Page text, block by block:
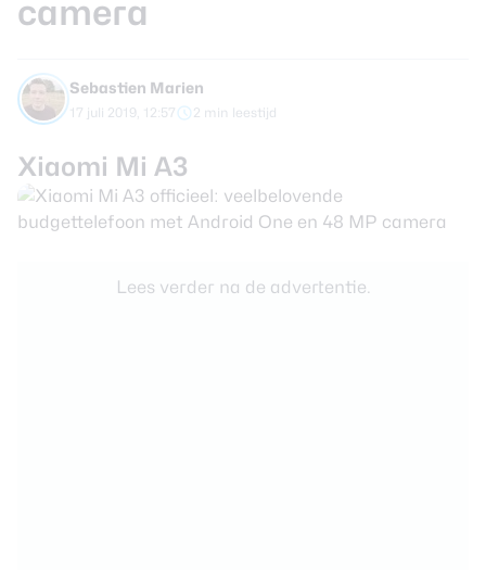
camera
Sebastien Marien
17 juli 2019, 12:57 2 min leestijd
Xiaomi Mi A3
Lees verder na de advertentie.